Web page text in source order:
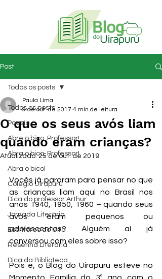
Post
Todos os posts
Poesia
Abre o bico, Professor!
Abra o bico, Professor!
Abra o bico!
Colégio Uirapuru
Dica do professor Arthur
Jornada Literária
Escritores do Uira
Resenha Literária
Dica da Biblioteca
Todos os posts
O que os seus avós liam
quando eram crianças?
Paula Lima
9 de out. de 2017 4 min de leitura
Atualizado:25 de out. de 2019
Vocês já pararam para pensar no que
as crianças liam aqui no Brasil nos
anos 1940, 1950, 1960 – quando seus
avós eram pequenos ou
adolescentes? Alguém aí já
conversou com eles sobre isso?
Pois é, o Blog do Uirapuru esteve no